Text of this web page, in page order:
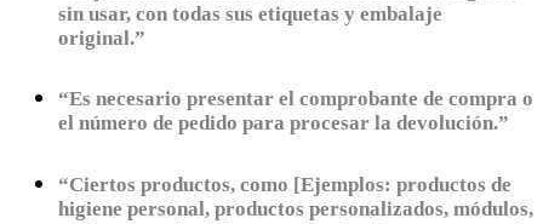
sin usar, con todas sus etiquetas y embalaje
original.”
“Es necesario presentar el comprobante de compra o
el número de pedido para procesar la devolución.”
“Ciertos productos, como [Ejemplos: productos de
higiene personal, productos personalizados, módulos,